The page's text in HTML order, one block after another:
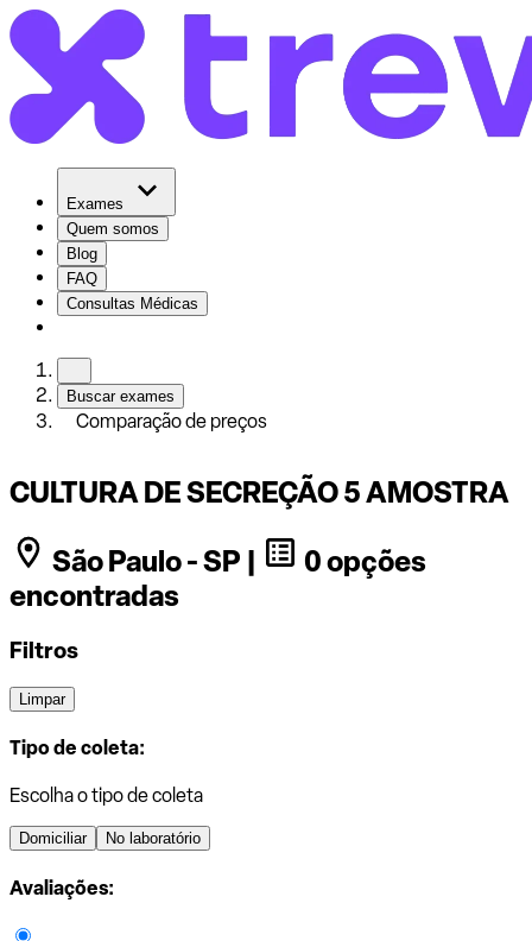
Exames
Quem somos
Blog
FAQ
Consultas Médicas
Buscar exames
Comparação de preços
CULTURA DE SECREÇÃO 5 AMOSTRA
São Paulo - SP |
0 opções
encontradas
Filtros
Limpar
Tipo de coleta:
Escolha o tipo de coleta
Domiciliar No laboratório
Avaliações: